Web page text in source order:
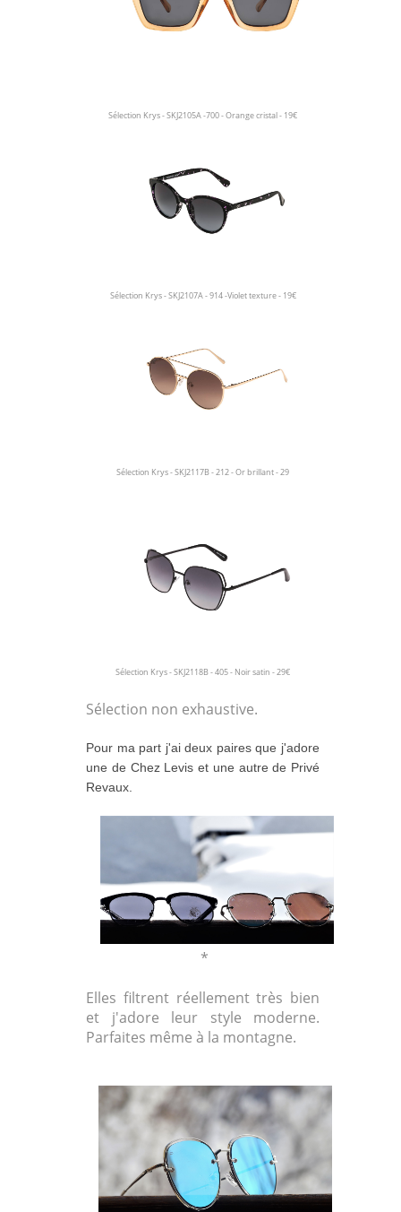
Sélection Krys - SKJ2105A -700 - Orange cristal - 19€
Sélection Krys- SKJ2107A - 914 -Violet texture - 19€
Sélection Krys- SKJ2117B - 212 - Or brillant - 29
Sélection Krys- SKJ2118B - 405 - Noir satin - 29€
Sélection non exhaustive.
Pour ma part j'ai deux paires que j'adore
une de Chez Levis et une autre de Privé
Revaux.
*
Elles filtrent réellement très bien
et j'adore leur style moderne.
Parfaites même à la montagne.